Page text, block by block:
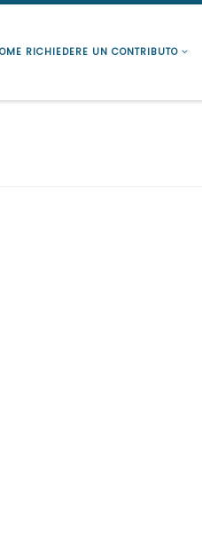
RICHIEDERE UN CONTRIBUTO